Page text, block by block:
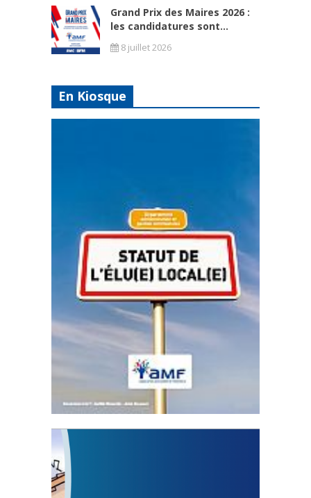
Grand Prix des Maires 2026 :
les candidatures sont...
8 juillet 2026
En Kiosque
Statut de l’élu local
3 avril 2024
Mise à jour avril 2024
FEUILLETER